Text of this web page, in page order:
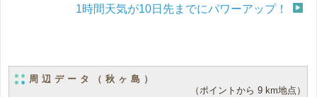
1時間天気が10日先までにパワーアップ！
周辺データ（秋ヶ島）
（ポイントから 9 km地点）